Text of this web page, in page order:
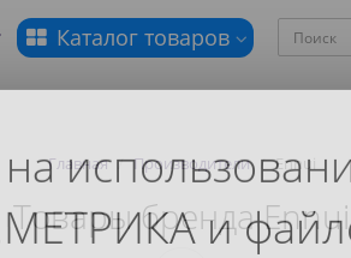
Каталог товаров
Главная Производители Ennui
Товары бренда Ennui
и